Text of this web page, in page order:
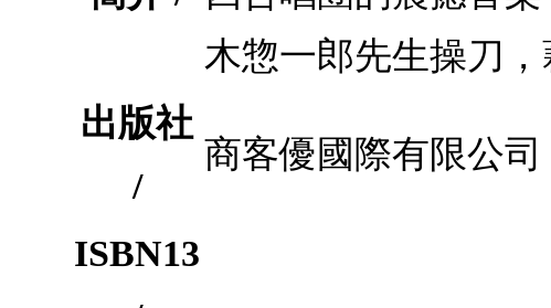
木惣一郎先生操刀
出版社
/
商客優國際有限公司
ISBN13